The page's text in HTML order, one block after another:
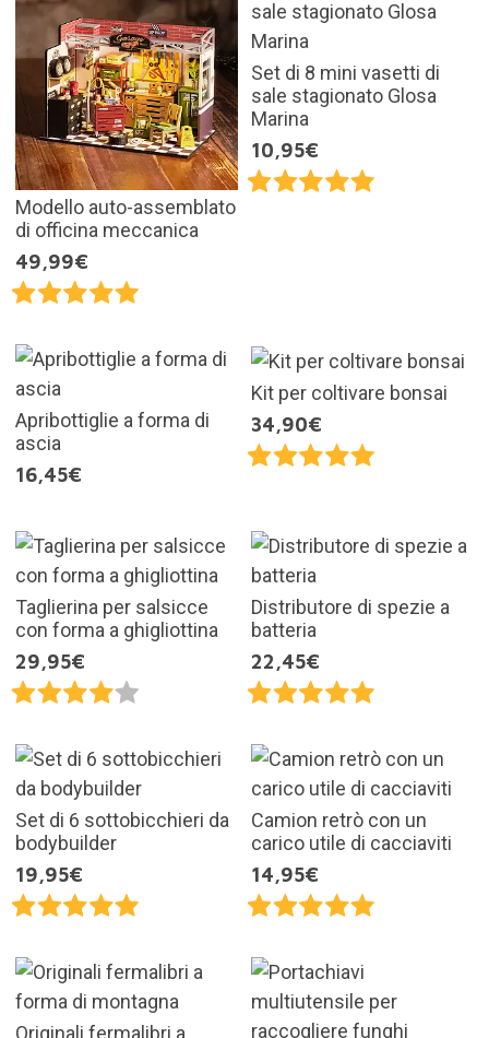
Modello auto-assemblato
di officina meccanica
49,99€
Set di 8 mini vasetti di
sale stagionato Glosa
Marina
10,95€
Apribottiglie a forma di
ascia
16,45€
Kit per coltivare bonsai
34,90€
Taglierina per salsicce
con forma a ghigliottina
29,95€
Distributore di spezie a
batteria
22,45€
Set di 6 sottobicchieri da
bodybuilder
19,95€
Camion retrò con un
carico utile di cacciaviti
14,95€